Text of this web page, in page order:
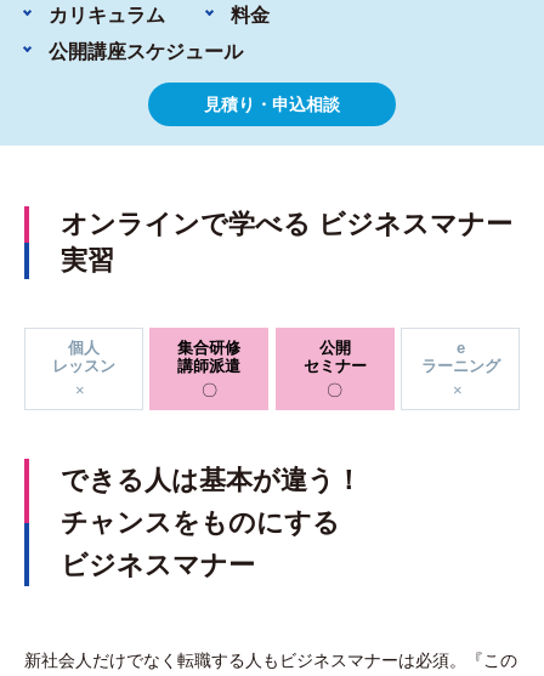
カリキュラム
料金
公開講座スケジュール
見積り・申込相談
オンラインで学べる ビジネスマナー
実習
個人
レッスン
集合研修
講師派遣
公開
セミナー
e
ラーニング
できる人は基本が違う！
チャンスをものにする
ビジネスマナー
新社会人だけでなく転職する人もビジネスマナーは必須。『この